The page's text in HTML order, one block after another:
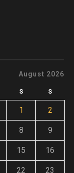
August 2026
S S
1 2
8 9
15 16
22 23